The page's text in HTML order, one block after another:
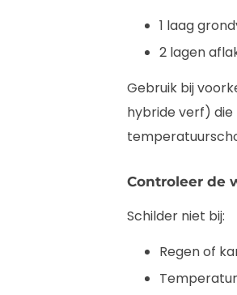
1 laag
2 lagen
Gebruik bij
hybride verf)
Controleer de
Schilder niet bij:
Regen of